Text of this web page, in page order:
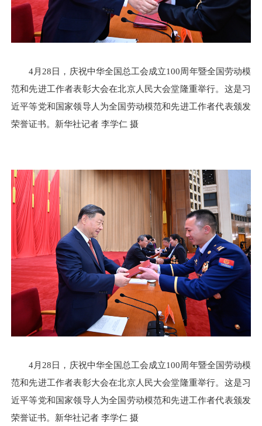
4月28日，庆祝中华全国总工会成立100周年暨全国劳动模
范和先进工作者表彰大会在北京人民大会堂隆重举行。这是习
近平等党和国家领导人为全国劳动模范和先进工作者代表颁发
荣誉证书。新华社记者 李学仁 摄
4月28日，庆祝中华全国总工会成立100周年暨全国劳动模
范和先进工作者表彰大会在北京人民大会堂隆重举行。这是习
近平等党和国家领导人为全国劳动模范和先进工作者代表颁发
荣誉证书。新华社记者 李学仁 摄